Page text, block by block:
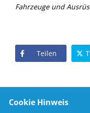
Fahrzeuge und
Teilen
Cookie Hinweis